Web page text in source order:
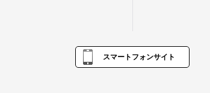
スマートフォンサイト